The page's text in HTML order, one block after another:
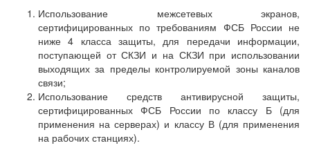
Использование межсетевых экранов,
сертифицированных по требованиям ФСБ России не
ниже 4 класса защиты, для передачи информации,
поступающей от СКЗИ и на СКЗИ при использовании
выходящих за пределы контролируемой зоны каналов
связи;
Использование средств антивирусной защиты,
сертифицированных ФСБ России по классу Б (для
применения на серверах) и классу В (для применения
на рабочих станциях).